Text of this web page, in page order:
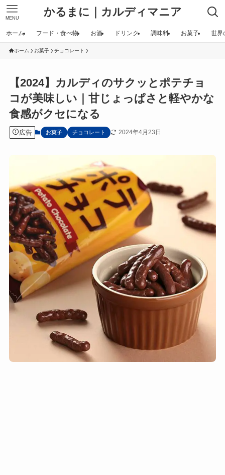
かるまに｜カルディマニア
MENU
ホーム フード・食べ物 お酒 ドリンク 調味料 お菓子 世界
ホーム お菓子 チョコレート
【2024】カルディのサクッとポテチョ
コが美味しい｜甘じょっぱさと軽やかな
食感がクセになる
広告 お菓子 チョコレート 2024年4月23日